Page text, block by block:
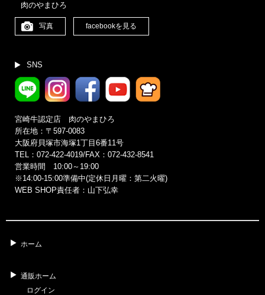
別)肉のやまひろ
写真 facebookを見る
SNS
宮崎牛認定店 肉のやまひろ
所在地：〒597-0083
大阪府貝塚市海塚1丁目6番11号
TEL：072-422-4019/FAX：072-432-8541
営業時間 10:00～19:00
※14:00‐15:00準備中(定休日月曜：第二火曜)
WEB SHOP責任者：山下弘幸
ホーム
通販ホーム
ログイン